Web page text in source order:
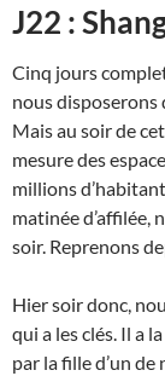
J22 :
Cinq jours
nous disposerons
Mais au soir de
mesure des
millions
matinée d’affilée,
soir. Reprenons
Hier soir donc,
qui a les clés. Il a
par la fille d’un de